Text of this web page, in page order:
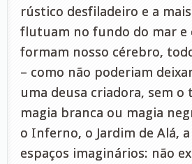
rústico desfiladeiro e a
flutuam no fundo do mar e
formam nosso cérebro,
– como não poderiam
uma deusa criadora, sem
magia branca ou magia
o Inferno, o Jardim de Alá,
espaços imaginários: não